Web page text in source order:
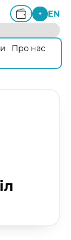
+ EN
Про нас